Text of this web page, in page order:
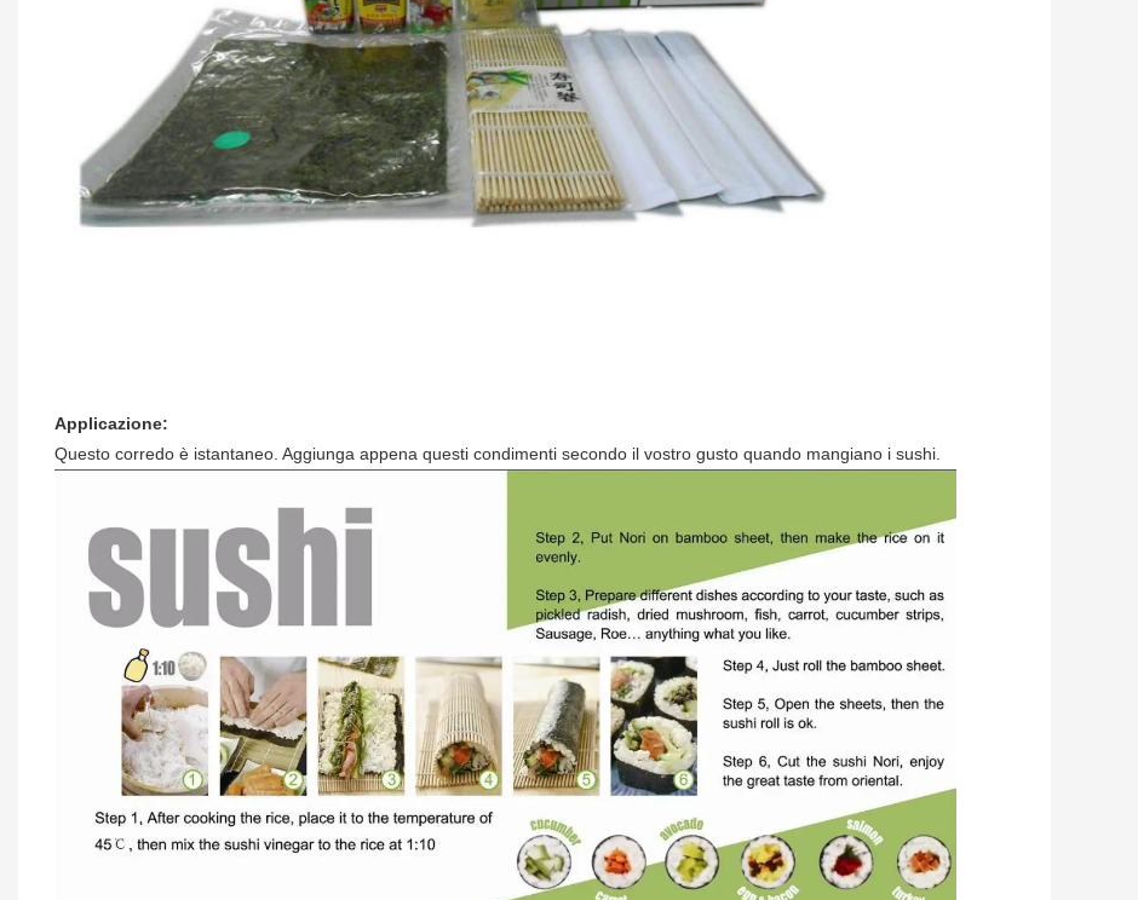
Applicazione:
Questo corredo è istantaneo. Aggiunga appena questi condimenti secondo il vostro gusto quando mangiano i sushi.